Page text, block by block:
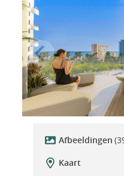
Afbeeldingen
Kaart